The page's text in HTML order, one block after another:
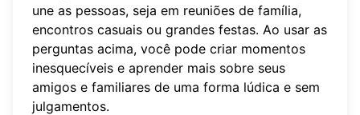
une as pessoas, seja em reuniões de família,
encontros casuais ou grandes festas. Ao usar as
perguntas acima, você pode criar momentos
inesquecíveis e aprender mais sobre seus
amigos e familiares de uma forma lúdica e sem
julgamentos.